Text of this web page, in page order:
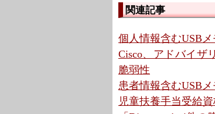
関連記事
個人情報含むUSB
Cisco、アドバイザ
脆弱性
患者情報含むUSB
児童扶養手当受給